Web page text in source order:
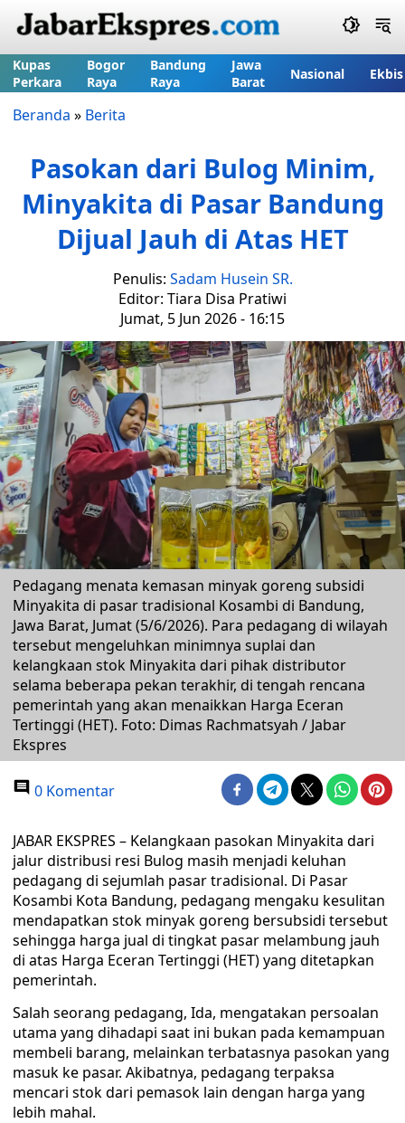
Kupas
Perkara
Bogor
Raya
Bandung
Raya
Jawa
Barat
Nasional Ekbis
Beranda » Berita
Pasokan dari Bulog Minim,
Minyakita di Pasar Bandung
Dijual Jauh di Atas HET
Penulis: Sadam Husein SR.
Editor: Tiara Disa Pratiwi
Jumat, 5 Jun 2026 - 16:15
Pedagang menata kemasan minyak goreng subsidi
Minyakita di pasar tradisional Kosambi di Bandung,
Jawa Barat, Jumat (5/6/2026). Para pedagang di wilayah
tersebut mengeluhkan minimnya suplai dan
kelangkaan stok Minyakita dari pihak distributor
selama beberapa pekan terakhir, di tengah rencana
pemerintah yang akan menaikkan Harga Eceran
Tertinggi (HET). Foto: Dimas Rachmatsyah / Jabar
Ekspres
0 Komentar
JABAR EKSPRES – Kelangkaan pasokan Minyakita dari
jalur distribusi resi Bulog masih menjadi keluhan
pedagang di sejumlah pasar tradisional. Di Pasar
Kosambi Kota Bandung, pedagang mengaku kesulitan
mendapatkan stok minyak goreng bersubsidi tersebut
sehingga harga jual di tingkat pasar melambung jauh
di atas Harga Eceran Tertinggi (HET) yang ditetapkan
pemerintah.
Salah seorang pedagang, Ida, mengatakan persoalan
utama yang dihadapi saat ini bukan pada kemampuan
membeli barang, melainkan terbatasnya pasokan yang
masuk ke pasar. Akibatnya, pedagang terpaksa
mencari stok dari pemasok lain dengan harga yang
lebih mahal.